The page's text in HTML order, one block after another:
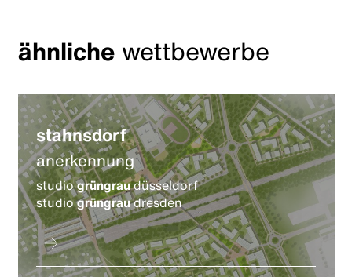
ähnlichewettbewerbe
stahnsdorf
anerkennung
studiogrüngraudüsseldorf
studiogrüngraudresden